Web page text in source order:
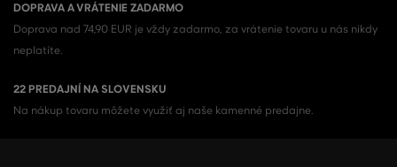
DOPRAVA A VRÁTENIE ZADARMO
Doprava nad 74,90 EUR je vždy zadarmo, za vrátenie tovaru u nás nikdy
neplatíte.
22 PREDAJNÍ NA SLOVENSKU
Na nákup tovaru môžete využiť aj naše kamenné predajne.